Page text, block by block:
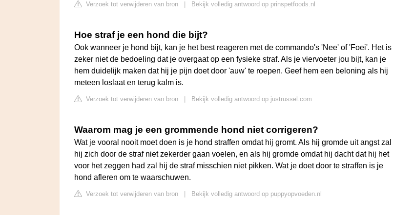
Verzoek tot verwijderen van bron Bekijk volledig antwoord op prinspetfoods.nl
Hoe straf je een hond die bijt?
Ook wanneer je hond bijt, kan je het best reageren met de commando's 'Nee' of 'Foei'. Het is
zeker niet de bedoeling dat je overgaat op een fysieke straf. Als je viervoeter jou bijt, kan je
hem duidelijk maken dat hij je pijn doet door 'auw' te roepen. Geef hem een beloning als hij
meteen loslaat en terug kalm is.
Verzoek tot verwijderen van bron Bekijk volledig antwoord op justrussel.com
Waarom mag je een grommende hond niet corrigeren?
Wat je vooral nooit moet doen is je hond straffen omdat hij gromt. Als hij gromde uit angst zal
hij zich door de straf niet zekerder gaan voelen, en als hij gromde omdat hij dacht dat hij het
voor het zeggen had zal hij de straf misschien niet pikken. Wat je doet door te straffen is je
hond afleren om te waarschuwen.
Verzoek tot verwijderen van bron Bekijk volledig antwoord op puppyopvoeden.nl